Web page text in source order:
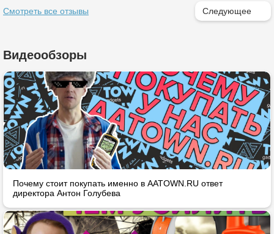
Смотреть все отзывы Следующее
Видеообзоры
Почему стоит покупать именно в AATOWN.RU ответ
директора Антон Голубева